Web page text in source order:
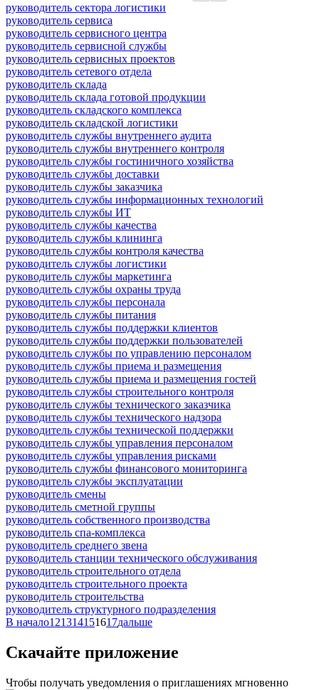
руководитель сектора логистики
руководитель сервиса
руководитель сервисного центра
руководитель сервисной службы
руководитель сервисных проектов
руководитель сетевого отдела
руководитель склада
руководитель склада готовой продукции
руководитель складского комплекса
руководитель складской логистики
руководитель службы внутреннего аудита
руководитель службы внутреннего контроля
руководитель службы гостиничного хозяйства
руководитель службы доставки
руководитель службы заказчика
руководитель службы информационных технологий
руководитель службы ИТ
руководитель службы качества
руководитель службы клининга
руководитель службы контроля качества
руководитель службы логистики
руководитель службы маркетинга
руководитель службы охраны труда
руководитель службы персонала
руководитель службы питания
руководитель службы поддержки клиентов
руководитель службы поддержки пользователей
руководитель службы по управлению персоналом
руководитель службы приема и размещения
руководитель службы приема и размещения гостей
руководитель службы строительного контроля
руководитель службы технического заказчика
руководитель службы технического надзора
руководитель службы технической поддержки
руководитель службы управления персоналом
руководитель службы управления рисками
руководитель службы финансового мониторинга
руководитель службы эксплуатации
руководитель смены
руководитель сметной группы
руководитель собственного производства
руководитель спа-комплекса
руководитель среднего звена
руководитель станции технического обслуживания
руководитель строительного отдела
руководитель строительного проекта
руководитель строительства
руководитель структурного подразделения
В начало121314151617дальше
Скачайте приложение
Чтобы получать уведомления о приглашениях мгновенно